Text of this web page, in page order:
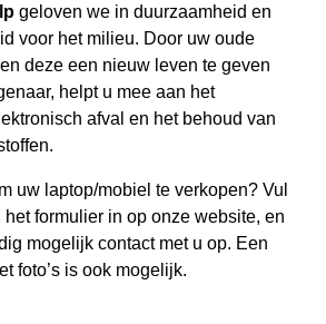
geloven we in duurzaamheid en
voor het milieu. Door uw oude
deze een nieuw leven te geven
helpt u mee aan het
afval en het behoud van
uw laptop/mobiel te verkopen? Vul
formulier in op onze website, en
mogelijk contact met u op. Een
foto’s is ook mogelijk.